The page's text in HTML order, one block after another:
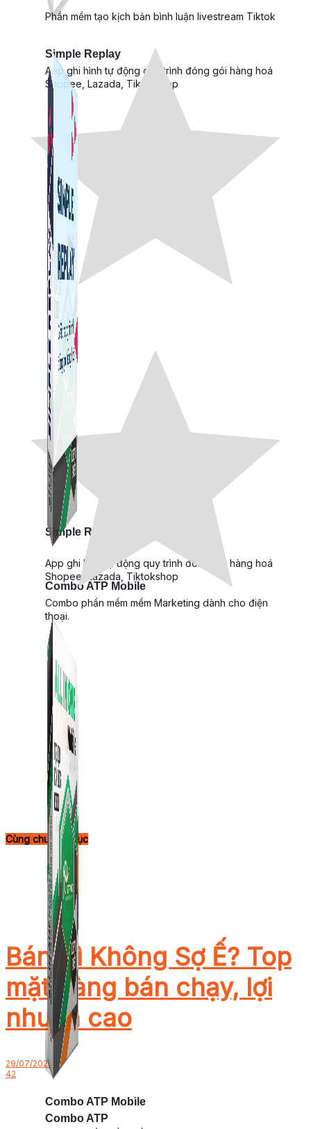
Simple Replay
App ghi hình tự động quy trình đóng gói hàng hoá
Shopee, Lazada, Tiktokshop
Combo ATP Mobile
Combo phần mềm mềm Marketing dành cho điện
thoại.
Combo ATP
Phần mềm tạo kịch bản bình luận livestream Tiktok
Simple Replay
App ghi hình tự động quy trình đóng gói hàng hoá
Shopee, Lazada, Tiktokshop
Combo ATP Mobile
Cùng chuyên mục
Bán Gì Không Sợ Ế? Top
mặt hàng bán chạy, lợi
nhuận cao
29/07/2025
42